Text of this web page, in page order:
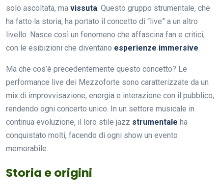
solo ascoltata, ma vissuta. Questo gruppo strumentale, che
ha fatto la storia, ha portato il concetto di “live” a un altro
livello. Nasce così un fenomeno che affascina fan e critici,
con le esibizioni che diventano esperienze immersive.
Ma che cos’è precedentemente questo concetto? Le
performance live dei Mezzoforte sono caratterizzate da un
mix di improvvisazione, energia e interazione con il pubblico,
rendendo ogni concerto unico. In un settore musicale in
continua evoluzione, il loro stile jazz strumentale ha
conquistato molti, facendo di ogni show un evento
memorabile.
Storia e origini